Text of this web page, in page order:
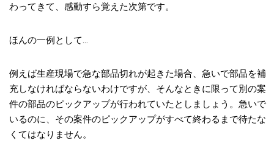
わってきて、感動すら覚えた次第です。
ほんの一例として…
例えば生産現場で急な部品切れが起きた場合、急いで部品を補
充しなければならないわけですが、そんなときに限って別の案
件の部品のピックアップが行われていたとしましょう。急いで
いるのに、その案件のピックアップがすべて終わるまで待たな
くてはなりません。